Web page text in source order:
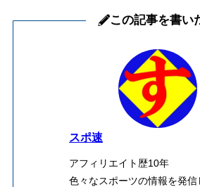
この記事を書い
スポ速
アフィリエイト歴10年
色々なスポーツの情報を発信